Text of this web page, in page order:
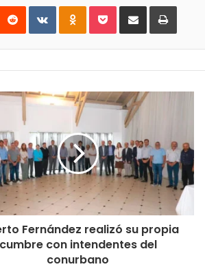
Reddit VKontakteOdnoklassniki
PocketCompartirImprimir
Fernández realizó su propia
cumbre con intendentes del
conurbano